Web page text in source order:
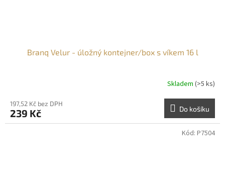
Branq Velur - úložný kontejner/box s víkem 16 l
Skladem (>5 ks)
197,52 Kč bez DPH
239 Kč Do košíku
Kód: P7504